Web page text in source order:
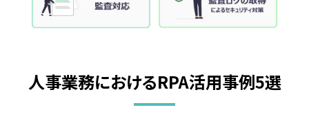
人事業務におけるRPA活用事例5選